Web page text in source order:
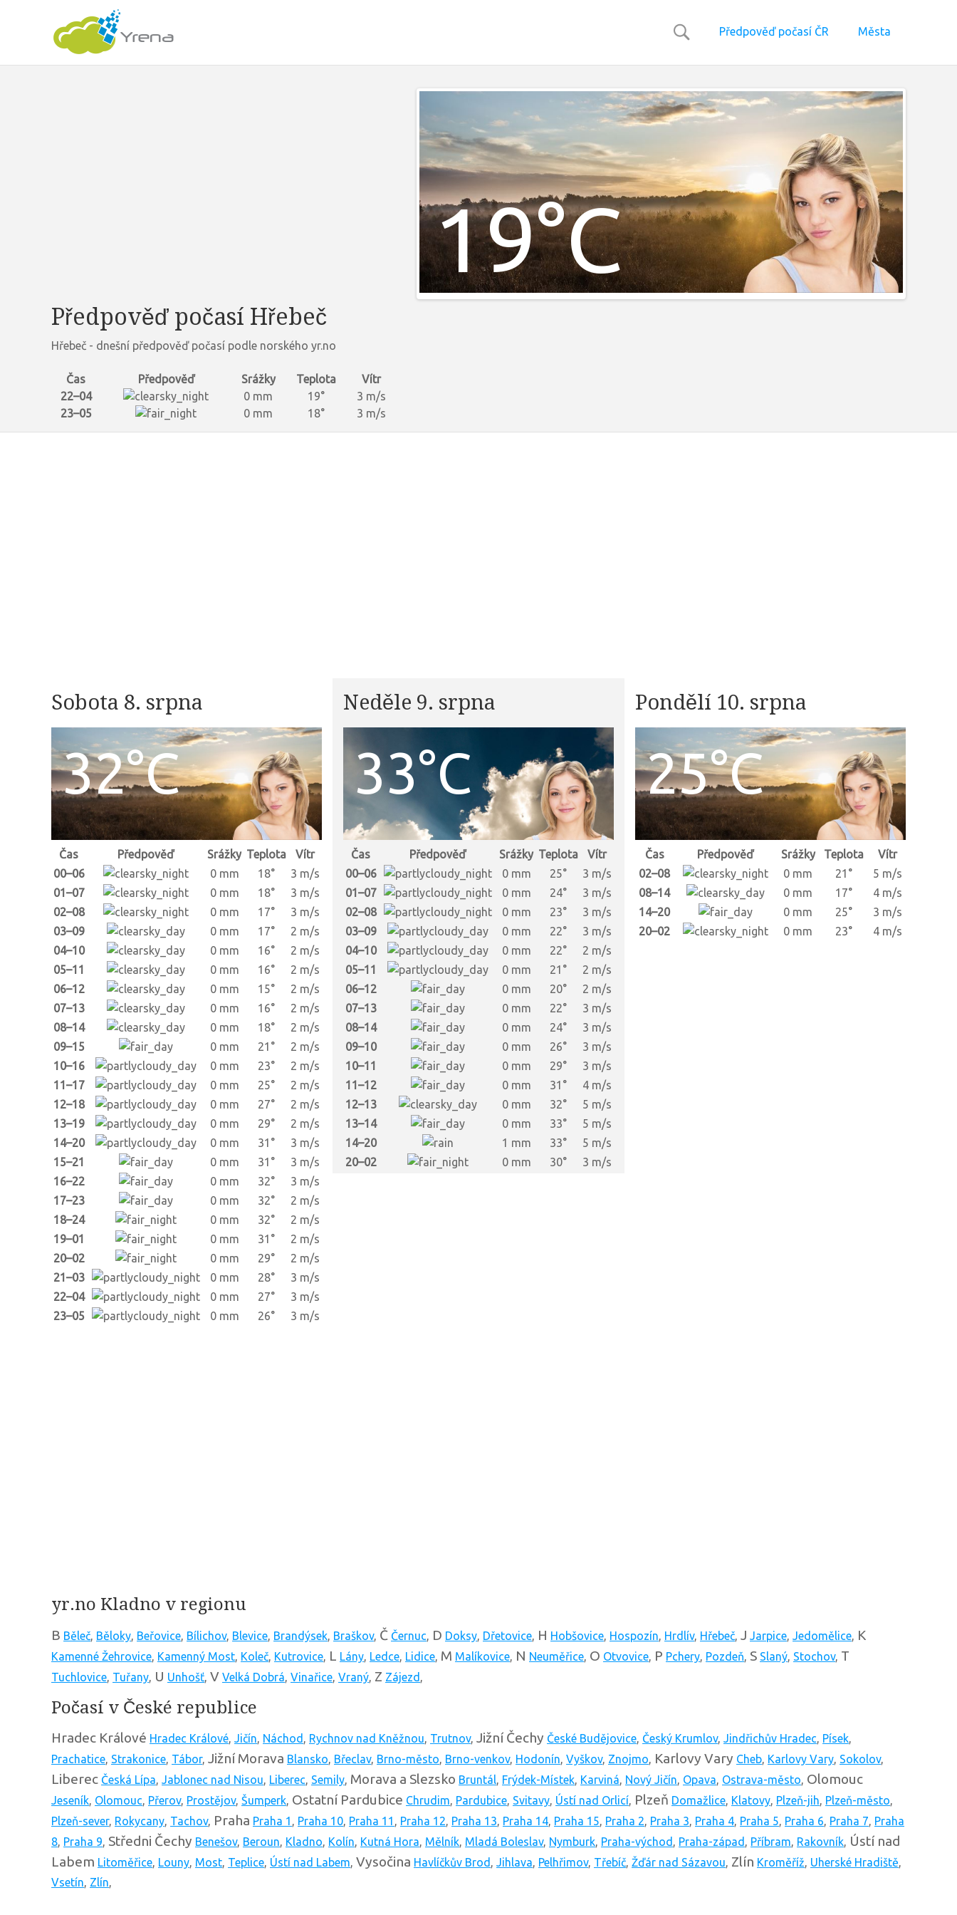
Předpověď počasí ČR Města
Předpověď počasí Hřebeč
Hřebeč - dnešní předpověď počasí podle norského yr.no
Čas Předpověď Srážky Teplota
Vítr
22–04
0 mm 19°
3 m/s
23–05
0 mm 18° 3 m/s
19°C
Sobota 8. srpna
32°C
Čas Předpověď Srážky Teplota
Vítr
00–06
0 mm 18°
3 m/s
01–07
0 mm 18°
3 m/s
02–08
0 mm 17°
3 m/s
03–09
0 mm 17°
2 m/s
04–10
0 mm 16°
2 m/s
05–11
0 mm 16°
2 m/s
06–12
0 mm 15°
2 m/s
07–13
0 mm 16°
2 m/s
08–14
0 mm 18°
2 m/s
09–15
0 mm 21°
2 m/s
10–16
0 mm 23°
2 m/s
11–17
0 mm 25°
2 m/s
12–18
0 mm 27°
2 m/s
13–19
0 mm 29°
2 m/s
14–20
0 mm 31°
3 m/s
15–21
0 mm 31°
3 m/s
16–22
0 mm 32°
3 m/s
17–23
0 mm 32°
2 m/s
18–24
0 mm 32°
2 m/s
19–01
0 mm 31°
2 m/s
20–02
0 mm 29°
2 m/s
21–03
0 mm 28°
3 m/s
22–04
0 mm 27°
3 m/s
23–05
0 mm 26° 3 m/s
Neděle 9. srpna
33°C
Čas Předpověď Srážky Teplota
Vítr
00–06
0 mm 25°
3 m/s
01–07
0 mm 24°
3 m/s
02–08
0 mm 23°
3 m/s
03–09
0 mm 22°
3 m/s
04–10
0 mm 22°
2 m/s
05–11
0 mm 21°
2 m/s
06–12
0 mm 20°
2 m/s
07–13
0 mm 22°
3 m/s
08–14
0 mm 24°
3 m/s
09–10
0 mm 26°
3 m/s
10–11
0 mm 29°
3 m/s
11–12
0 mm 31°
4 m/s
12–13
0 mm 32°
5 m/s
13–14
0 mm 33°
5 m/s
14–20
1 mm 33°
5 m/s
20–02
0 mm 30° 3 m/s
Pondělí 10. srpna
25°C
Čas Předpověď Srážky Teplota
Vítr
02–08
0 mm 21°
5 m/s
08–14
0 mm 17°
4 m/s
14–20
0 mm 25°
3 m/s
20–02
0 mm 23° 4 m/s
yr.no Kladno v regionu
B Běleč, Běloky, Beřovice, Bílichov, Blevice, Brandýsek, Braškov, Č Černuc, D Doksy, Dřetovice, H Hobšovice, Hospozín, Hrdlív, Hřebeč, J Jarpice, Jedomělice, K
Kamenné Žehrovice, Kamenný Most, Koleč, Kutrovice, L Lány, Ledce, Lidice, M Malíkovice, N Neuměřice, O Otvovice, P Pchery, Pozdeň, S Slaný, Stochov, T
Tuchlovice, Tuřany, U Unhošť, V Velká Dobrá, Vinařice, Vraný, Z Zájezd ,
Počasí v České republice
Hradec Králové Hradec Králové, Jičín, Náchod , Rychnov nad Kněžnou, Trutnov, Jižní Čechy České Budějovice, Český Krumlov, Jindřichův Hradec, Písek,
Prachatice, Strakonice, Tábor, Jižní Morava Blansko, Břeclav, Brno-město, Brno-venkov, Hodonín, Vyškov, Znojmo, Karlovy Vary Cheb, Karlovy Vary, Sokolov,
Liberec Česká Lípa, Jablonec nad Nisou, Liberec, Semily, Morava a Slezsko Bruntál, Frýdek-Místek, Karviná, Nový Jičín, Opava, Ostrava-město, Olomouc
Jeseník, Olomouc, Přerov, Prostějov, Šumperk, Ostatní Pardubice Chrudim, Pardubice, Svitavy, Ústí nad Orlicí, Plzeň Domažlice, Klatovy, Plzeň-jih, Plzeň-město,
Plzeň-sever, Rokycany, Tachov, Praha Praha 1 , Praha 10, Praha 11 , Praha 12, Praha 13, Praha 14, Praha 15, Praha 2, Praha 3, Praha 4, Praha 5, Praha 6, Praha 7, Praha
8, Praha 9, Středni Čechy Benešov, Beroun, Kladno, Kolín, Kutná Hora, Mělník, Mladá Boleslav, Nymburk, Praha-východ , Praha-západ , Příbram, Rakovník, Ústí nad
Labem Litoměřice, Louny, Most, Teplice, Ústí nad Labem, Vysočina Havlíčkův Brod , Jihlava, Pelhřimov, Třebíč, Žďár nad Sázavou, Zlín Kroměříž, Uherské Hradiště,
Vsetín, Zlín,